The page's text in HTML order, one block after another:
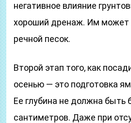
негативное влияние
хороший дренаж. Им
речной песок.
Второй этап того, как
осенью — это подготовка
Ее глубина не должна быть
сантиметров. Даже при